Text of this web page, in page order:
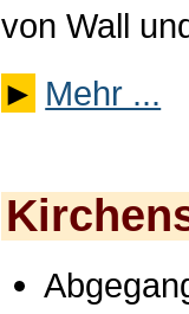
von Wall
► Mehr ...